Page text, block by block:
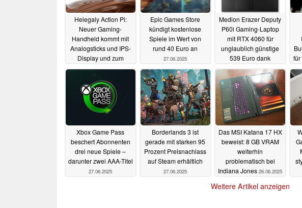
Helegaly Action Pi:
Neuer Gaming-
Handheld kommt mit
Analogsticks und IPS-
Display und zum
günstigen Preis
Epic Games Store
kündigt kostenlose
Spiele im Wert von
rund 40 Euro an
27.06.2025
Medion Erazer Deputy
P60i Gaming-Laptop
mit RTX 4060 für
unglaublich günstige
539 Euro dank
dreifachem Rabatt
27.06.2025
für
Xbox Game Pass
beschert Abonnenten
drei neue Spiele –
darunter zwei AAA-Titel
27.06.2025
Borderlands 3 ist
gerade mit starken 95
Prozent Preisnachlass
auf Steam erhältlich
27.06.2025
Das MSI Katana 17 HX
beweist: 8 GB VRAM
weiterhin
problematisch bei
Indiana Jones 26.06.2025
Weitere Artikel anzeigen